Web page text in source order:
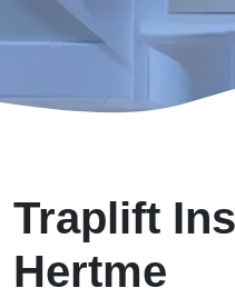
Traplift
Hertme